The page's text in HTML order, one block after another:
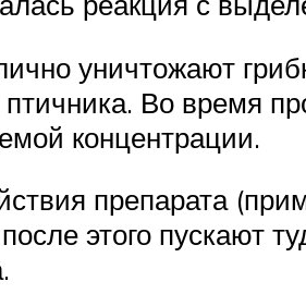
уничтожают
Во время
концентрации.
препарата
этого пускают